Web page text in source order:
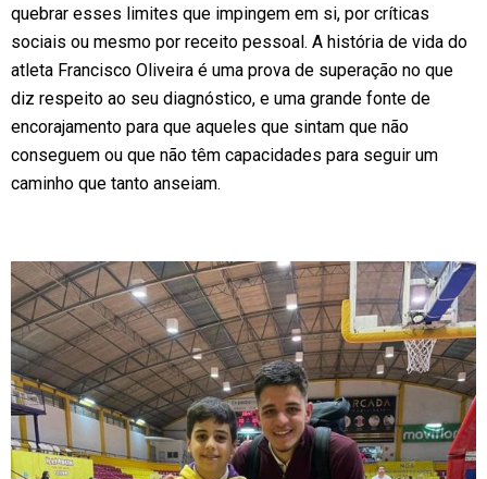
quebrar esses limites que impingem em si, por críticas
sociais ou mesmo por receito pessoal. A história de vida do
atleta Francisco Oliveira é uma prova de superação no que
diz respeito ao seu diagnóstico, e uma grande fonte de
encorajamento para que aqueles que sintam que não
conseguem ou que não têm capacidades para seguir um
caminho que tanto anseiam.